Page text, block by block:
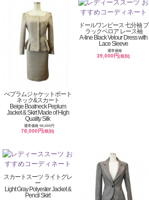
ぺプラムジャケットボート
ネック&スカート
Beige Boatneck Peplum
Jacket & Skirt Made of High
Quality Silk
通常価格 98,000円
78,000円(税別)
ドールワンピース 七分袖 ブ
ラックベロア レース袖
A-line Black Velour Dress with
Lace Sleeve
通常価格
39,000円(税別)
スカートスーツ ライトグレ
ー
Light Gray Polyester Jacket &
Pencil Skirt